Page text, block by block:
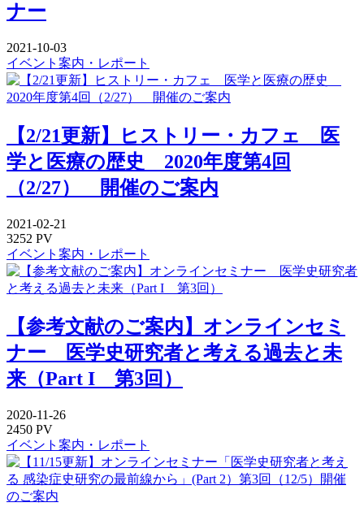
ナー
2021-10-03
イベント案内・レポート
【2/21更新】ヒストリー・カフェ 医
学と医療の歴史 2020年度第4回
（2/27） 開催のご案内
2021-02-21
3252 PV
イベント案内・レポート
【参考文献のご案内】オンラインセミ
ナー 医学史研究者と考える過去と未
来（Part I 第3回）
2020-11-26
2450 PV
イベント案内・レポート